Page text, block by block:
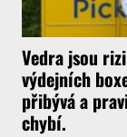
Vedra jsou
výdejních
přibývá a
chybí.